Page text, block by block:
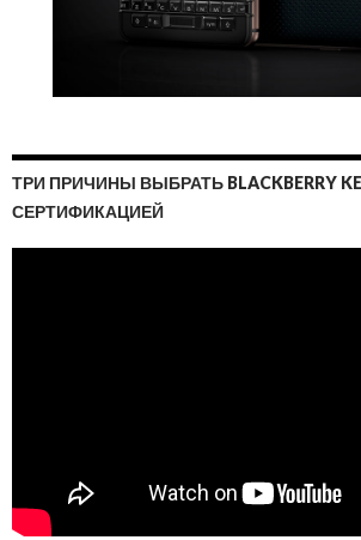
ТРИ ПРИЧИНЫ ВЫБРАТЬ BLACKBERRY
СЕРТИФИКАЦИЕЙ